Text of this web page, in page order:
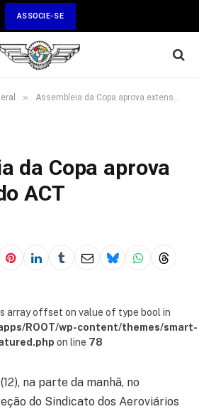
ASSOCIE-SE
» Assembleia da Copa aprova extensão do ACT
da Copa aprova
ACT
array offset on value of type bool in
ROOT/wp-content/themes/smart-
on line 78
na parte da manhã, no
do Sindicato dos Aeroviários